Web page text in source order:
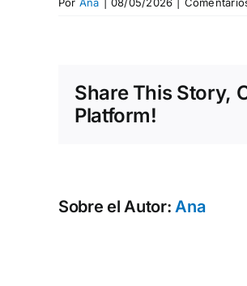
Share This Story,
Platform!
Sobre el Autor:Ana